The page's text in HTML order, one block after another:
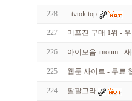
228 - tvtok.top
227 미프진 구매 1위 -
226 아이모음 imoum -
225 웹툰 사이트 - 무료
224 팔팔그라